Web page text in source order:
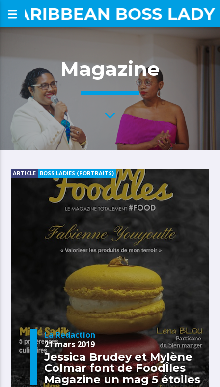
CARIBBEAN BOSS LADY
Magazine
ARTICLE BOSS LADIES (PORTRAITS)
La Redaction
21 mars 2019
Jessica Brudey et Mylène
Colmar font de FoodÎles
Magazine un mag 5 étoiles